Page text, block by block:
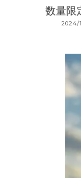
数量限
2024/